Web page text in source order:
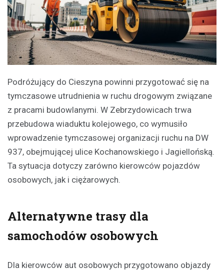
Podróżujący do Cieszyna powinni przygotować się na
tymczasowe utrudnienia w ruchu drogowym związane
z pracami budowlanymi. W Zebrzydowicach trwa
przebudowa wiaduktu kolejowego, co wymusiło
wprowadzenie tymczasowej organizacji ruchu na DW
937, obejmującej ulice Kochanowskiego i Jagiellońską.
Ta sytuacja dotyczy zarówno kierowców pojazdów
osobowych, jak i ciężarowych.
Alternatywne trasy dla
samochodów osobowych
Dla kierowców aut osobowych przygotowano objazdy